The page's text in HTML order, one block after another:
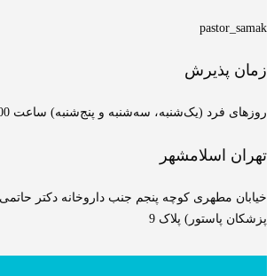
pastor_samak
زمان پذیرش
روزهای فرد (یک‌شنبه، سه‌شنبه و پنج‌شنبه) ساعت 15:00 الی 20:00
تهران اسلامشهر
خیابان مطهری کوچه پنجم جنب داروخانه دکتر
پزشکان پاستور) پلاک 9